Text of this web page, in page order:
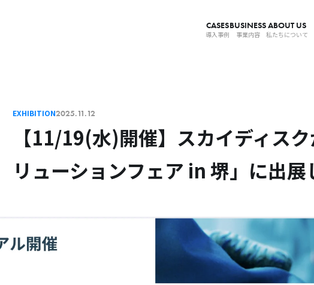
CASES
導入事例
BUSINESS
事業内容
ABOUT US
私たちについて
EXHIBITION2025.11.12
【11/19(水)開催】スカイディス
リューションフェア in 堺」に出展